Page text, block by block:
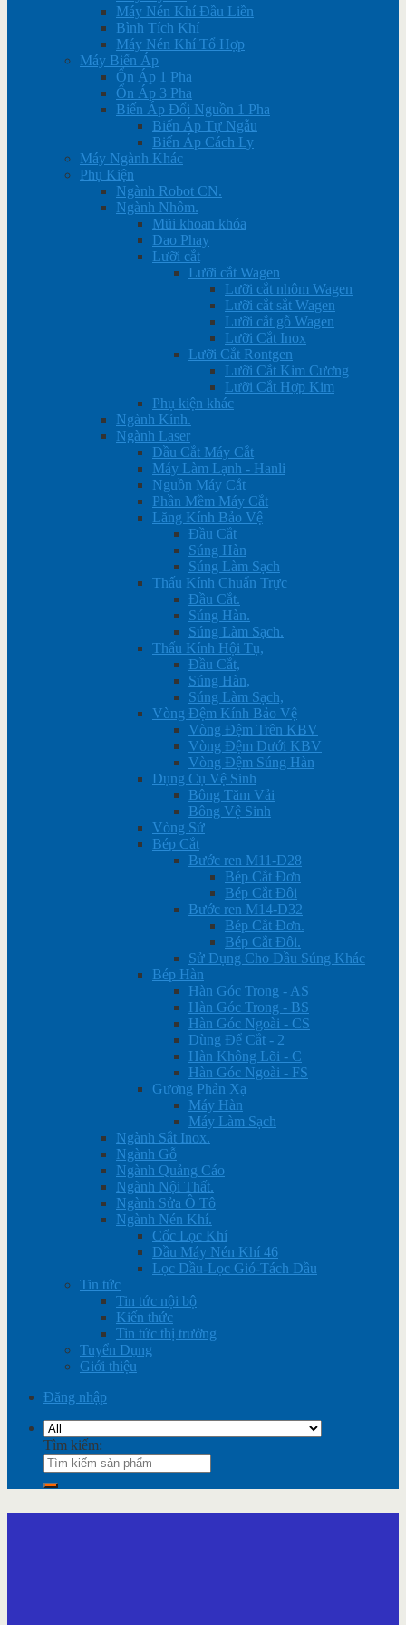
Máy Nén Khí Đầu Liền
Bình Tích Khí
Máy Nén Khí Tổ Hợp
Máy Biến Áp
Ổn Áp 1 Pha
Ổn Áp 3 Pha
Biến Áp Đổi Nguồn 1 Pha
Biến Áp Tự Ngẫu
Biến Áp Cách Ly
Máy Ngành Khác
Phụ Kiện
Ngành Robot CN.
Ngành Nhôm.
Mũi khoan khóa
Dao Phay
Lưỡi cắt
Lưỡi cắt Wagen
Lưỡi cắt nhôm Wagen
Lưỡi cắt sắt Wagen
Lưỡi cắt gỗ Wagen
Lưỡi Cắt Inox
Lưỡi Cắt Rontgen
Lưỡi Cắt Kim Cương
Lưỡi Cắt Hợp Kim
Phụ kiện khác
Ngành Kính.
Ngành Laser
Đầu Cắt Máy Cắt
Máy Làm Lạnh - Hanli
Nguồn Máy Cắt
Phần Mềm Máy Cắt
Lăng Kính Bảo Vệ
Đầu Cắt
Súng Hàn
Súng Làm Sạch
Thấu Kính Chuẩn Trực
Đầu Cắt.
Súng Hàn.
Súng Làm Sạch.
Thấu Kính Hội Tụ,
Đầu Cắt,
Súng Hàn,
Súng Làm Sạch,
Vòng Đệm Kính Bảo Vệ
Vòng Đệm Trên KBV
Vòng Đệm Dưới KBV
Vòng Đệm Súng Hàn
Dụng Cụ Vệ Sinh
Bông Tăm Vải
Bông Vệ Sinh
Vòng Sứ
Bép Cắt
Bước ren M11-D28
Bép Cắt Đơn
Bép Cắt Đôi
Bước ren M14-D32
Bép Cắt Đơn.
Bép Cắt Đôi.
Sử Dụng Cho Đầu Súng Khác
Bép Hàn
Hàn Góc Trong - AS
Hàn Góc Trong - BS
Hàn Góc Ngoài - CS
Dùng Để Cắt - 2
Hàn Không Lõi - C
Hàn Góc Ngoài - FS
Gương Phản Xạ
Máy Hàn
Máy Làm Sạch
Ngành Sắt Inox.
Ngành Gỗ
Ngành Quảng Cáo
Ngành Nội Thất.
Ngành Sửa Ô Tô
Ngành Nén Khí.
Cốc Lọc Khí
Dầu Máy Nén Khí 46
Lọc Dầu-Lọc Gió-Tách Dầu
Tin tức
Tin tức nội bộ
Kiến thức
Tin tức thị trường
Tuyển Dụng
Giới thiệu
Đăng nhập
Tìm kiếm: